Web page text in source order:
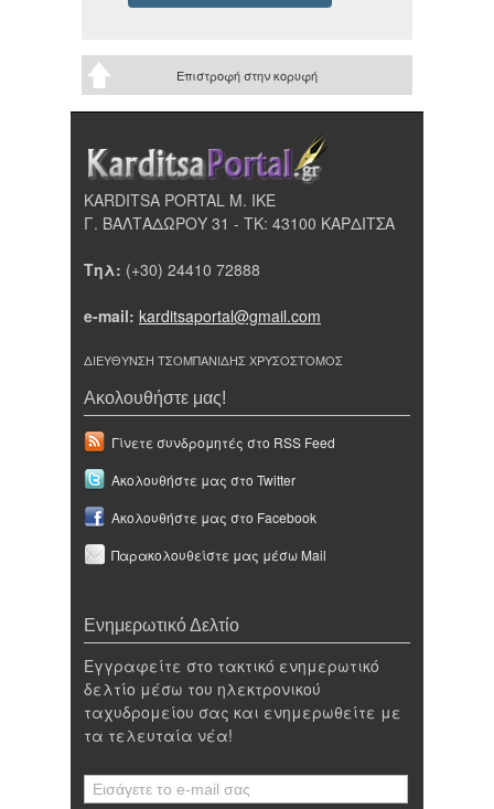
Επιστροφή στην κορυφή
KARDITSA PORTAL Μ. ΙΚΕ
Γ. ΒΑΛΤΑΔΩΡΟΥ 31 - ΤΚ: 43100 ΚΑΡΔΙΤΣΑ
Τηλ: (+30) 24410 72888
e-mail: karditsaportal@gmail.com
ΔΙΕΥΘΥΝΣΗ ΤΣΟΜΠΑΝΙΔΗΣ ΧΡΥΣΟΣΤΟΜΟΣ
Ακολουθήστε μας!
Γίνετε συνδρομητές στο RSS Feed
Ακολουθήστε μας στο Twitter
Ακολουθήστε μας στο Facebook
Παρακολουθείστε μας μέσω Mail
Ενημερωτικό Δελτίο
Εγγραφείτε στο τακτικό ενημερωτικό
δελτίο μέσω του ηλεκτρονικού
ταχυδρομείου σας και ενημερωθείτε με
τα τελευταία νέα!